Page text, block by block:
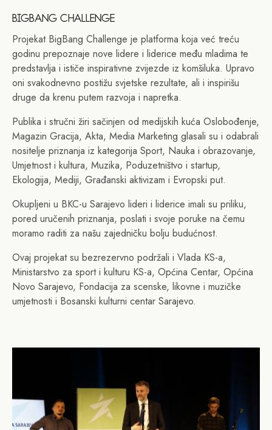
BIGBANG CHALLENGE
Projekat BigBang Challenge je platforma koja već treću
godinu prepoznaje nove lidere i liderice među mladima te
predstavlja i ističe inspirativne zvijezde iz komšiluka. Upravo
oni svakodnevno postižu svjetske rezultate, ali i inspirišu
druge da krenu putem razvoja i napretka.
Publika i stručni žiri sačinjen od medijskih kuća Oslobođenje,
Magazin Gracija, Akta, Media Marketing glasali su i odabrali
nositelje priznanja iz kategorija Sport, Nauka i obrazovanje,
Umjetnost i kultura, Muzika, Poduzetništvo i startup,
Ekologija, Mediji, Građanski aktivizam i Evropski put.
Okupljeni u BKC-u Sarajevo lideri i liderice imali su priliku,
pored uručenih priznanja, poslati i svoje poruke na čemu
moramo raditi za našu zajedničku bolju budućnost.
Ovaj projekat su bezrezervno podržali i Vlada KS-a,
Ministarstvo za sport i kulturu KS-a, Općina Centar, Općina
Novo Sarajevo, Fondacija za scenske, likovne i muzičke
umjetnosti i Bosanski kulturni centar Sarajevo.